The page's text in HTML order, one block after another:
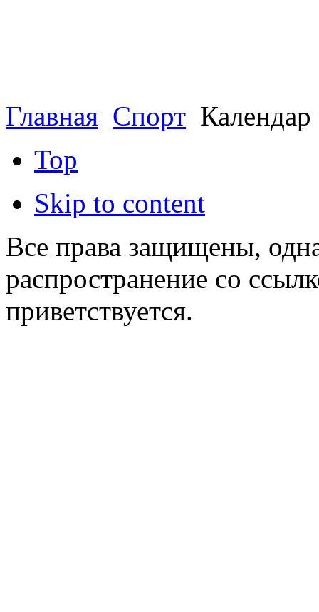
Главная Спорт Календар
Top
Skip to content
Все права защищены,
распространение со
приветствуется.